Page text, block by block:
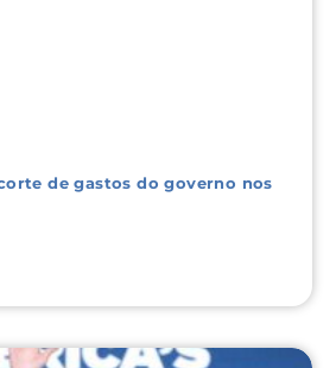
de gastos do governo nos